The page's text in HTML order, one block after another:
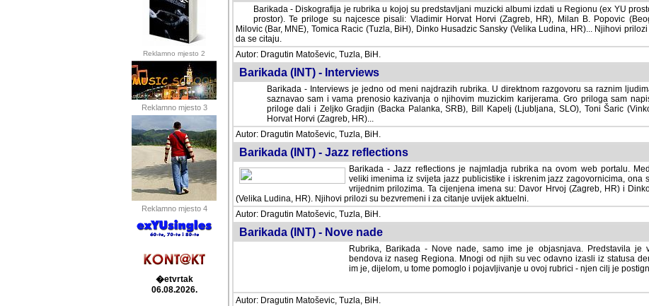
Reklamno mjesto 2
Reklamno mjesto 3
Reklamno mjesto 4
�etvrtak
06.08.2026.
Barikada - Diskografija je rubrika u kojoj su predstavljani muzicki albumi izdati u Regionu (ex YU
prostor). Te priloge su najcesce pisali: Vladimir Horvat Horvi (Zagreb, HR), Milan B. Popovic (Beograd,
(Bar, MNE), Tomica Racic (Tuzla, BiH), Dinko Husadzic Sansky (Velika Ludina, HR)... Njihovi prilozi
citaju.
Autor: Dragutin Matoševic, Tuzla, BiH.
Barikada (INT) - Interviews
Barikada - Interviews je jedno od meni najdrazih rubrika. U direktnom razgovoru sa raznim
saznavao sam i vama prenosio kazivanja o njihovim muzickim karijerama. Gro priloga sam
priloge dali i Zeljko Gradjin (Backa Palanka, SRB), Bill Kapelj (Ljubljana, SLO), Toni Šaric
Horvat Horvi (Zagreb, HR)...
Autor: Dragutin Matoševic, Tuzla, BiH.
Barikada (INT) - Jazz reflections
Barikada - Jazz reflections je najmladja rubrika na ovom web portalu.
imenima iz svijeta jazz publicistike i iskrenim jazz zagovornicima, ona
vrijednim prilozima. Ta cijenjena imena su: Davor Hrvoj (Zagreb, HR) i
(Velika Ludina, HR). Njihovi prilozi su bezvremeni i za citanje uvijek aktuelni.
Autor: Dragutin Matoševic, Tuzla, BiH.
Barikada (INT) - Nove nade
Rubrika, Barikada - Nove nade, samo ime je objasnjava. Predstavila je
bendova iz naseg Regiona. Mnogi od njih su vec odavno izasli iz statusa
je, dijelom, u tome pomoglo i pojavljivanje u ovoj rubrici - njen cilj je postignut.
Autor: Dragutin Matoševic, Tuzla, BiH.